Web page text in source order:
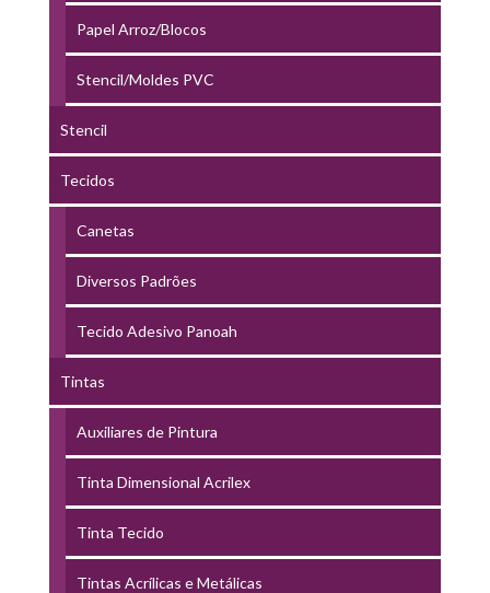
Papel Arroz/Blocos
Stencil/Moldes PVC
Stencil
Tecidos
Canetas
Diversos Padrões
Tecido Adesivo Panoah
Tintas
Auxiliares de Pintura
Tinta Dimensional Acrilex
Tinta Tecido
Tintas Acrílicas e Metálicas